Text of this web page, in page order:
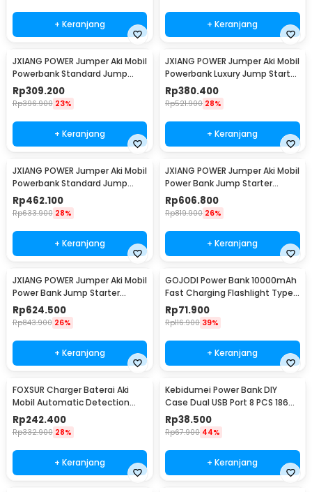
+ Keranjang + Keranjang
JXIANG POWER Jumper Aki Mobil
Powerbank Standard Jump
Starter 10000mAh - JX57
Rp309.200
Rp396.900 23%
+ Keranjang
JXIANG POWER Jumper Aki Mobil
Powerbank Luxury Jump Starter
10000mAh - JX-008B
Rp380.400
Rp521.900 28%
+ Keranjang
JXIANG POWER Jumper Aki Mobil
Powerbank Standard Jump
Starter 20000mAh - JX27-Pro
Rp462.100
Rp633.900 28%
+ Keranjang
JXIANG POWER Jumper Aki Mobil
Power Bank Jump Starter
20000mAh - JX-27Pro
Rp606.800
Rp819.900 26%
+ Keranjang
JXIANG POWER Jumper Aki Mobil
Power Bank Jump Starter
20000mAh - JX-56Pro
Rp624.500
Rp843.900 26%
+ Keranjang
GOJODI Power Bank 10000mAh
Fast Charging Flashlight Type
C USB 22.5W - PB100W
Rp71.900
Rp116.900 39%
+ Keranjang
FOXSUR Charger Baterai Aki
Mobil Automatic Detection
180AH 12/24V - FBC122410D
Rp242.400
Rp332.900 28%
+ Keranjang
Kebidumei Power Bank DIY
Case Dual USB Port 8 PCS 18650
Flat Top - S8
Rp38.500
Rp67.900 44%
+ Keranjang